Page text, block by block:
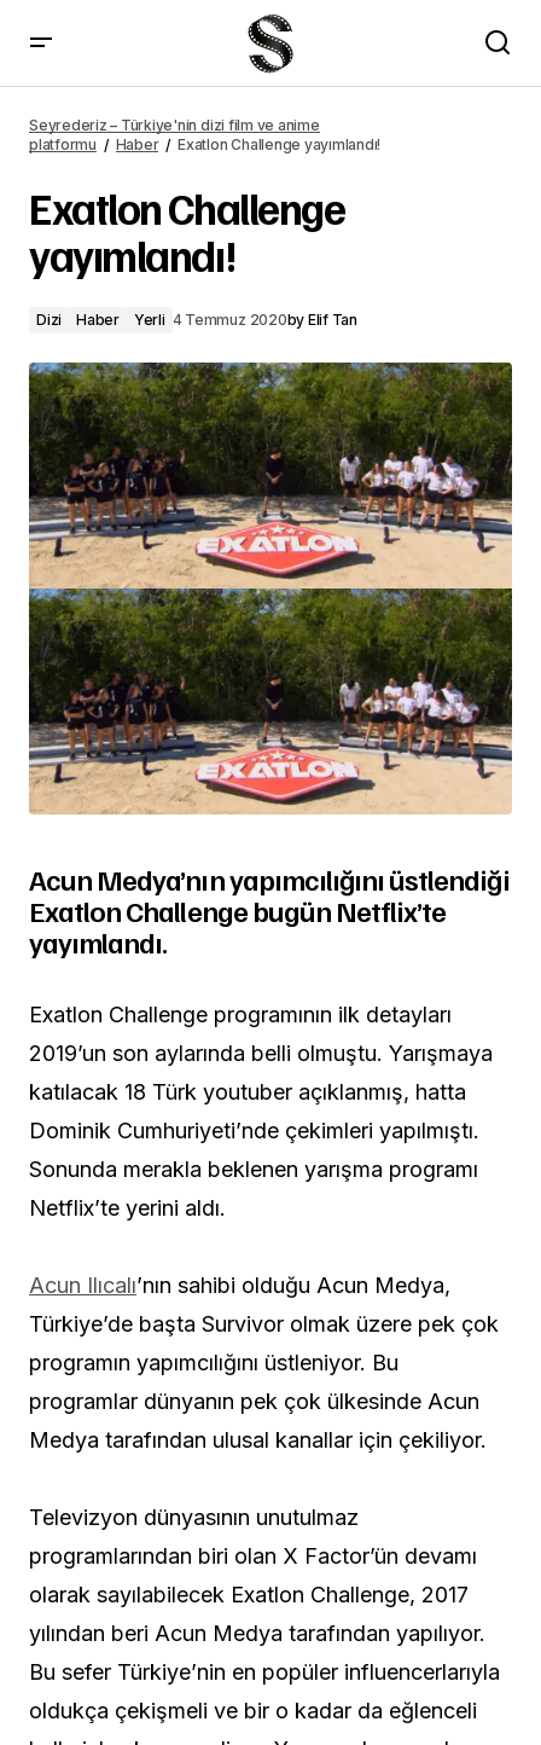
Seyrederiz – Türkiye'nin dizi film ve anime
platformu
Haber Exatlon Challenge yayımlandı!
Exatlon Challenge
yayımlandı!
Dizi Haber Yerli 4 Temmuz 2020by Elif Tan
Acun Medya’nın yapımcılığını üstlendiği
Exatlon Challenge bugün Netflix’te
yayımlandı.
Exatlon Challenge programının ilk detayları
2019’un son aylarında belli olmuştu. Yarışmaya
katılacak 18 Türk youtuber açıklanmış, hatta
Dominik Cumhuriyeti’nde çekimleri yapılmıştı.
Sonunda merakla beklenen yarışma programı
Netflix’te yerini aldı.
Acun Ilıcalı’nın sahibi olduğu Acun Medya,
Türkiye’de başta Survivor olmak üzere pek çok
programın yapımcılığını üstleniyor. Bu
programlar dünyanın pek çok ülkesinde Acun
Medya tarafından ulusal kanallar için çekiliyor.
Televizyon dünyasının unutulmaz
programlarından biri olan X Factor’ün devamı
olarak sayılabilecek Exatlon Challenge, 2017
yılından beri Acun Medya tarafından yapılıyor.
Bu sefer Türkiye’nin en popüler influencerlarıyla
oldukça çekişmeli ve bir o kadar da eğlenceli